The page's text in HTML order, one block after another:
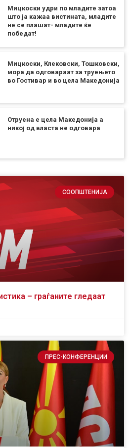
Мицкоски удри по младите затоа
што ја кажаа вистината, младите
не се плашат- младите ќе
победат!
Мицкоски, Клековски, Тошковски,
мора да одговараат за труењето
во Гостивар и во цела Македонија
Отруена е цела Македонија а
никој од власта не одговара
СООПШТЕНИЈА
– граѓаните гледаат
ПРЕС-КОНФЕРЕНЦИИ